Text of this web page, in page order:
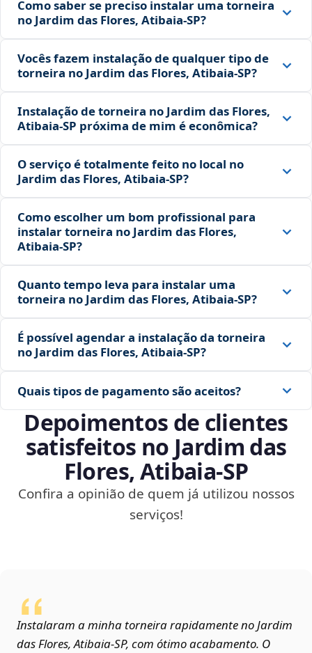
Como saber se preciso instalar uma torneira
no Jardim das Flores, Atibaia‑SP?
Vocês fazem instalação de qualquer tipo de
torneira no Jardim das Flores, Atibaia‑SP?
Instalação de torneira no Jardim das Flores,
Atibaia‑SP próxima de mim é econômica?
O serviço é totalmente feito no local no
Jardim das Flores, Atibaia‑SP?
Como escolher um bom profissional para
instalar torneira no Jardim das Flores,
Atibaia‑SP?
Quanto tempo leva para instalar uma
torneira no Jardim das Flores, Atibaia‑SP?
É possível agendar a instalação da torneira
no Jardim das Flores, Atibaia‑SP?
Quais tipos de pagamento são aceitos?
Depoimentos de clientes
satisfeitos no Jardim das
Flores, Atibaia‑SP
Confira a opinião de quem já utilizou nossos
serviços!
Instalaram a minha torneira rapidamente no Jardim
das Flores, Atibaia‑SP, com ótimo acabamento. O